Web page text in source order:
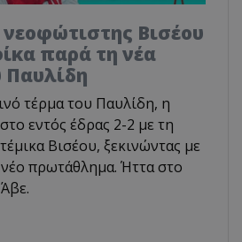
Βισέου
παρά τη νέα
Παυλίδη
τέρμα του Παυλίδη, η
εντός έδρας 2-2 με τη
Βισέου, ξεκινώντας με
πρωτάθλημα. Ήττα στο